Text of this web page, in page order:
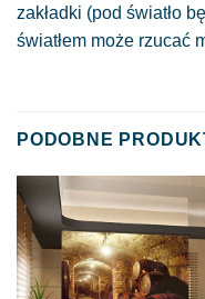
zakładki (pod światło
światłem może rzucać
PODOBNE